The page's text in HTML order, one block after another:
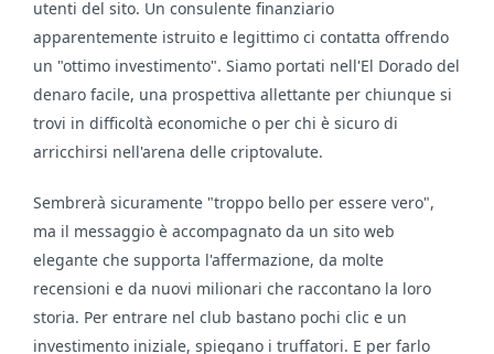
utenti del sito. Un consulente finanziario
apparentemente istruito e legittimo ci contatta offrendo
un "ottimo investimento". Siamo portati nell'El Dorado del
denaro facile, una prospettiva allettante per chiunque si
trovi in difficoltà economiche o per chi è sicuro di
arricchirsi nell'arena delle criptovalute.
Sembrerà sicuramente "troppo bello per essere vero",
ma il messaggio è accompagnato da un sito web
elegante che supporta l'affermazione, da molte
recensioni e da nuovi milionari che raccontano la loro
storia. Per entrare nel club bastano pochi clic e un
investimento iniziale, spiegano i truffatori. E per farlo